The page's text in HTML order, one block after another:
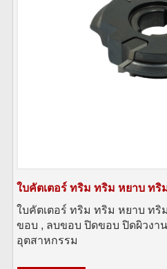
ใบคัตเตอร์ ทริม ทริม หยาบ ทริ
ใบคัตเตอร์ ทริม ทริม หยาบ ทริ
ขอบ , ลบขอบ ปิดขอบ ปิดผิวงาน
อุตสาหกรรม